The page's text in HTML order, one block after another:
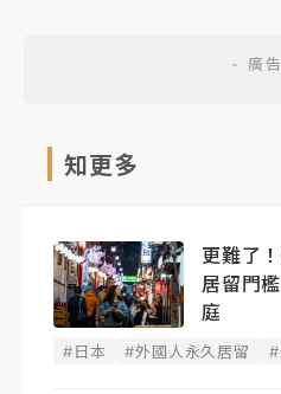
知更多
更難了
居留門
庭
#日本 #外國人永久居留